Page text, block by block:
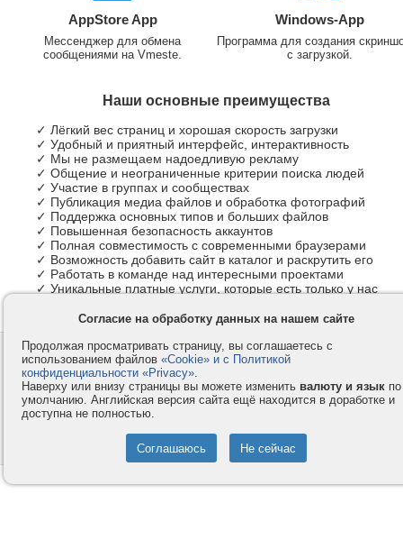
AppStore App
Мессенджер для обмена
сообщениями на Vmeste.
Windows-App
Программа для создания
с загрузкой.
Наши основные преимущества
✓ Лёгкий вес страниц и хорошая скорость загрузки
✓ Удобный и приятный интерфейс, интерактивность
✓ Мы не размещаем надоедливую рекламу
✓ Общение и неограниченные критерии поиска людей
✓ Участие в группах и сообществах
✓ Публикация медиа файлов и обработка фотографий
✓ Поддержка основных типов и больших файлов
✓ Повышенная безопасность аккаунтов
✓ Полная совместимость с современными браузерами
✓ Возможность добавить сайт в каталог и раскрутить его
✓ Работать в команде над интересными проектами
✓ Уникальные платные услуги, которые есть только у нас
Контакты
Компания
Privacy и Cookie
Услуги
Как оплатить
Помощь
© 2008-2026
- Все права защищены.
Согласие на обработку данных на нашем сайте
Продолжая просматривать страницу, вы соглашаетесь с
использованием файлов «Cookie» и с Политикой
конфиденциальности «Privacy».
Наверху или внизу страницы вы можете изменить валюту и язык по
умолчанию. Английская версия сайта ещё находится в доработке и
доступна не полностью.